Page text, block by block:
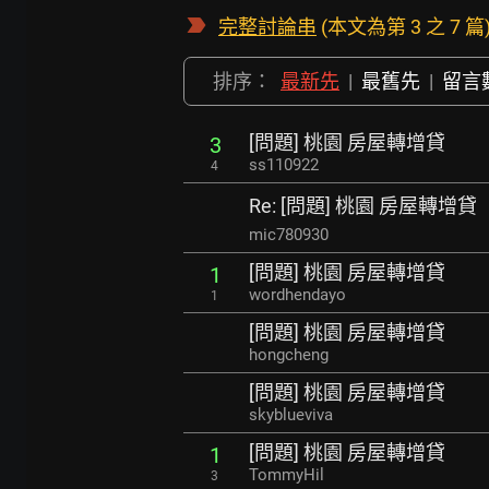
完整討論串 (本文為第 3 之 7 篇)
排序： 最新先 | 最舊先 | 留言
3
4
[問題] 桃園 房屋轉增貸
ss110922
Re: [問題] 桃園 房屋轉增貸
mic780930
1
1
[問題] 桃園 房屋轉增貸
wordhendayo
[問題] 桃園 房屋轉增貸
hongcheng
[問題] 桃園 房屋轉增貸
skyblueviva
1
3
[問題] 桃園 房屋轉增貸
TommyHil